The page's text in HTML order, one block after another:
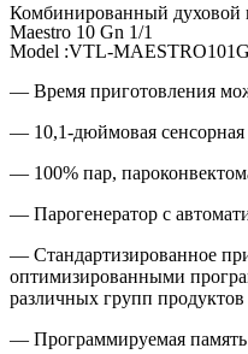
Комбинированный духовой
Maestro 10 Gn 1/1
Model :VTL-
— Время приготовления
— 10,1-дюймовая сенсорная
— 100% пар,
— Парогенератор с
— Стандартизированное
оптимизированными
различных групп
— Программируемая память